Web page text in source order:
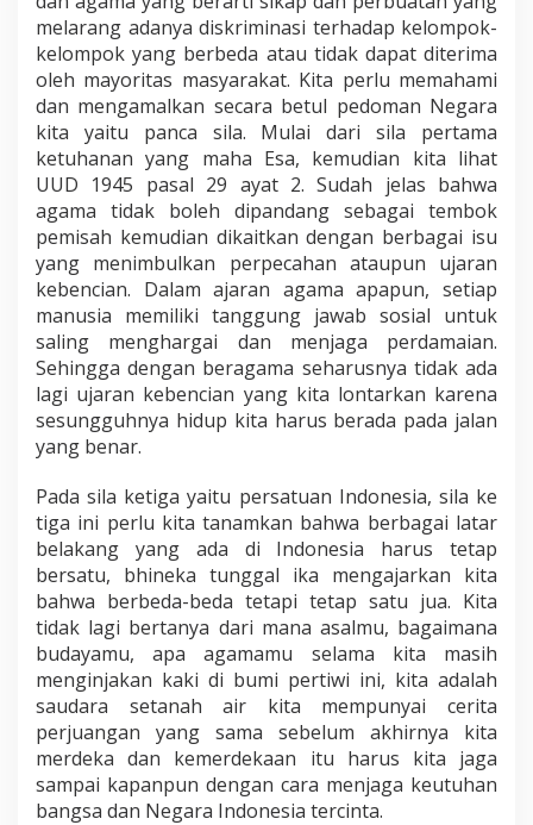
melarang adanya diskriminasi terhadap kelompok-
kelompok yang berbeda atau tidak dapat diterima
oleh mayoritas masyarakat. Kita perlu memahami
dan mengamalkan secara betul pedoman Negara
kita yaitu panca sila. Mulai dari sila pertama
ketuhanan yang maha Esa, kemudian kita lihat
UUD 1945 pasal 29 ayat 2. Sudah jelas bahwa
agama tidak boleh dipandang sebagai tembok
pemisah kemudian dikaitkan dengan berbagai isu
yang menimbulkan perpecahan ataupun ujaran
kebencian. Dalam ajaran agama apapun, setiap
manusia memiliki tanggung jawab sosial untuk
saling menghargai dan menjaga perdamaian.
Sehingga dengan beragama seharusnya tidak ada
lagi ujaran kebencian yang kita lontarkan karena
sesungguhnya hidup kita harus berada pada jalan
yang benar.
Pada sila ketiga yaitu persatuan Indonesia, sila ke
tiga ini perlu kita tanamkan bahwa berbagai latar
belakang yang ada di Indonesia harus tetap
bersatu, bhineka tunggal ika mengajarkan kita
bahwa berbeda-beda tetapi tetap satu jua. Kita
tidak lagi bertanya dari mana asalmu, bagaimana
budayamu, apa agamamu selama kita masih
menginjakan kaki di bumi pertiwi ini, kita adalah
saudara setanah air kita mempunyai cerita
perjuangan yang sama sebelum akhirnya kita
merdeka dan kemerdekaan itu harus kita jaga
sampai kapanpun dengan cara menjaga keutuhan
bangsa dan Negara Indonesia tercinta.